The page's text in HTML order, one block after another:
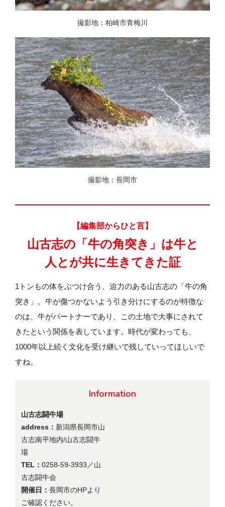
撮影地：柏崎市青梅川
撮影地：長岡市
【編集部からひと言】
山古志の「牛の角突き」は牛と
人とが共に生きてきた証
1トンもの体をぶつけ合う、迫力のある山古志の「牛の角
突き」。牛が傷つかないよう引き分けにするのが特徴な
のは、牛がパートナーであり、この土地で大事にされて
きたという関係を表しています。時代が変わっても、
1000年以上続く文化を受け継いで残していってほしいで
すね。
Information
山古志闘牛場
address： 新潟県長岡市山
古志南平地内/山古志闘牛
場
TEL： 0258-59-3933／山
古志闘牛会
開催日： 長岡市のHPより
ご確認ください。